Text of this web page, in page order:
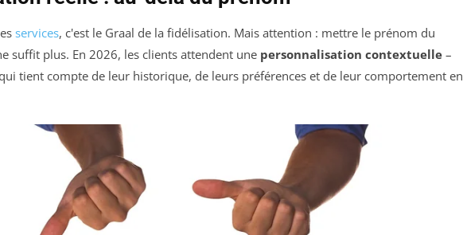
services, c'est le Graal de la fidélisation. Mais attention : mettre le prénom du
suffit plus. En 2026, les clients attendent une personnalisation contextuelle –
tient compte de leur historique, de leurs préférences et de leur comportement en